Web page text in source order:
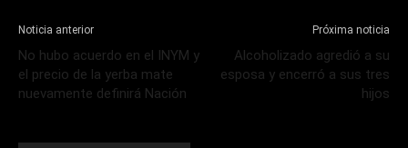
Noticia anterior
No hubo acuerdo en el INYM y
el precio de la yerba mate
nuevamente definirá Nación
Próxima noticia
Alcoholizado agredió a su
esposa y encerró a sus tres
hijos